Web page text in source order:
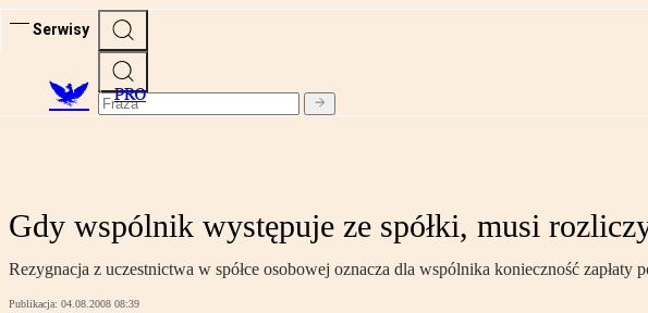
Serwisy
PRO
Gdy wspólnik występuje ze spółki, musi
Rezygnacja z uczestnictwa w spółce osobowej oznacza dla wspólnika konieczność
Publikacja: 04.08.2008 08:39